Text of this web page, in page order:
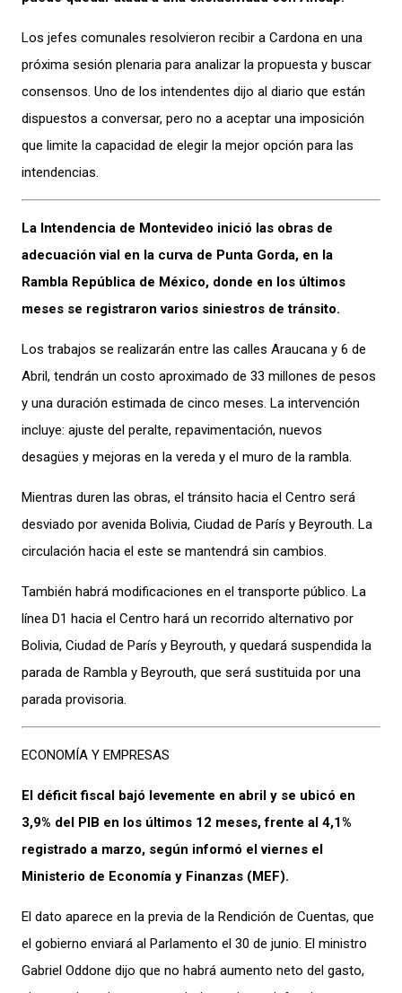
Los jefes comunales resolvieron recibir a Cardona en una
próxima sesión plenaria para analizar la propuesta y buscar
consensos. Uno de los intendentes dijo al diario que están
dispuestos a conversar, pero no a aceptar una imposición
que limite la capacidad de elegir la mejor opción para las
intendencias.
La Intendencia de Montevideo inició las obras de
adecuación vial en la curva de Punta Gorda, en la
Rambla República de México, donde en los últimos
meses se registraron varios siniestros de tránsito.
Los trabajos se realizarán entre las calles Araucana y 6 de
Abril, tendrán un costo aproximado de 33 millones de pesos
y una duración estimada de cinco meses. La intervención
incluye: ajuste del peralte, repavimentación, nuevos
desagües y mejoras en la vereda y el muro de la rambla.
Mientras duren las obras, el tránsito hacia el Centro será
desviado por avenida Bolivia, Ciudad de París y Beyrouth. La
circulación hacia el este se mantendrá sin cambios.
También habrá modificaciones en el transporte público. La
línea D1 hacia el Centro hará un recorrido alternativo por
Bolivia, Ciudad de París y Beyrouth, y quedará suspendida la
parada de Rambla y Beyrouth, que será sustituida por una
parada provisoria.
ECONOMÍA Y EMPRESAS
El déficit fiscal bajó levemente en abril y se ubicó en
3,9% del PIB en los últimos 12 meses, frente al 4,1%
registrado a marzo, según informó el viernes el
Ministerio de Economía y Finanzas (MEF).
El dato aparece en la previa de la Rendición de Cuentas, que
el gobierno enviará al Parlamento el 30 de junio. El ministro
Gabriel Oddone dijo que no habrá aumento neto del gasto,